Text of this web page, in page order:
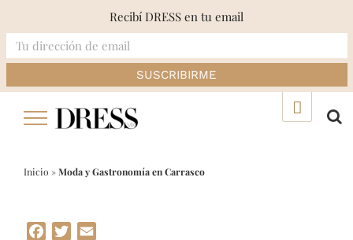
Inicio »Moda y Gastronomía en Carrasco
Facebook
Twitter
Recibí DRESS en tu email